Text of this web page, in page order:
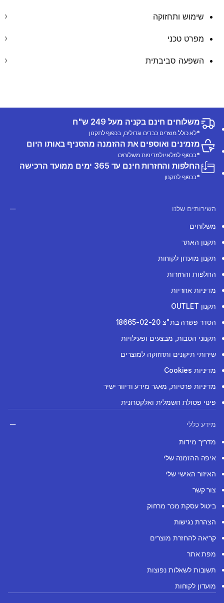
שימוש ותחזוקה
מפרט טכני
השפעה סביבתית
משלוחים חינם בקניה מעל 249 ש"ח
*לא כולל מוצרים כבדים וגדולים, בכפוף לתקנון
מזמינים ואוספים את ההזמנה מהסניף באותו היום
*בכפוף למלאי ולמדיניות משלוחים
החלפות והחזרות חינם עד 365 ימים ממועד הרכישה
*בכפוף לתקנון
השירותים שלנו
משלוחים
תקנון האתר
תקנון מועדון לקוחות
החלפות והחזרות
מדיניות אחריות
תקנון OUTLET
הסדר פשרה בת"צ 18665-02-20
תקנוני הטבות, מבצעים ופעילויות
שירותי תיקונים ותחזוקה למוצרים
מדיניות Cookies
מדיניות פרטיות, מאגר מידע ודיוור ישיר
פינוי פסולת חשמלית ואלקטרונית
מידע כללי
מדריך מידות
איפה ההזמנה שלי
האיזור האישי שלי
צור קשר
ביטול עסקת מכר מרחוק
הצהרת נגישות
קריאה להחזרת מוצרים
מפת אתר
תשובות לשאלות נפוצות
מועדון לקוחות